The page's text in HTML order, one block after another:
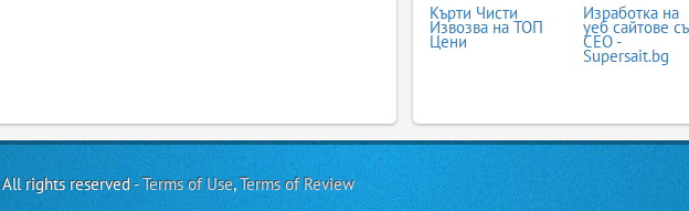
Кърти Чисти
Извозва на ТОП
Цени
Изработка на
уеб сайтове
СЕО -
Supersait.bg
All rights reserved -Terms of Use,Terms of Review